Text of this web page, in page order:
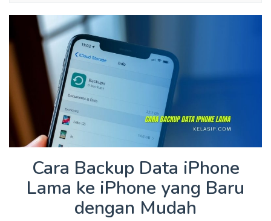
Cara Backup Data iPhone
Lama ke iPhone yang Baru
dengan Mudah